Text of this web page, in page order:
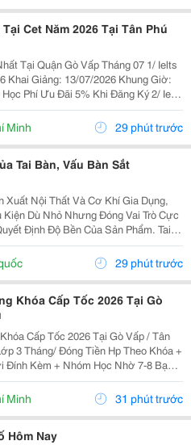
Cet Năm 2026 Tại Tân Phú
Gò Vấp Tháng 07 1/ Ielts
18:00 Đến 21:00 ...Minh 29 phút trước
Tai Bàn, Vấu Bàn Sắt
Xuất Nội Thất Và Cơ Khí Gia Dụng,
Kiện Dù Nhỏ Nhưng Đóng Vai Trò Cực
Định Độ Bền Của Sản Phẩm. Tai
Gọi Là Tai Sắt Cho Bàn Ghế, Vấu Bàn
Khóa Sắt ) Chính Là Một...29 phút trước
Khóa Cấp Tốc 2026 Tại Gò
Cấp Tốc 2026 Tại Gò Vấp / Tân
Đính Kèm + Nhóm Học Nhờ 7-8 Bạn/
Có Band Điểm Lộ Trình, Sách
Sát + Chia Đều 4 Kỹ...
Minh 31 phút trước
Hôm Nay